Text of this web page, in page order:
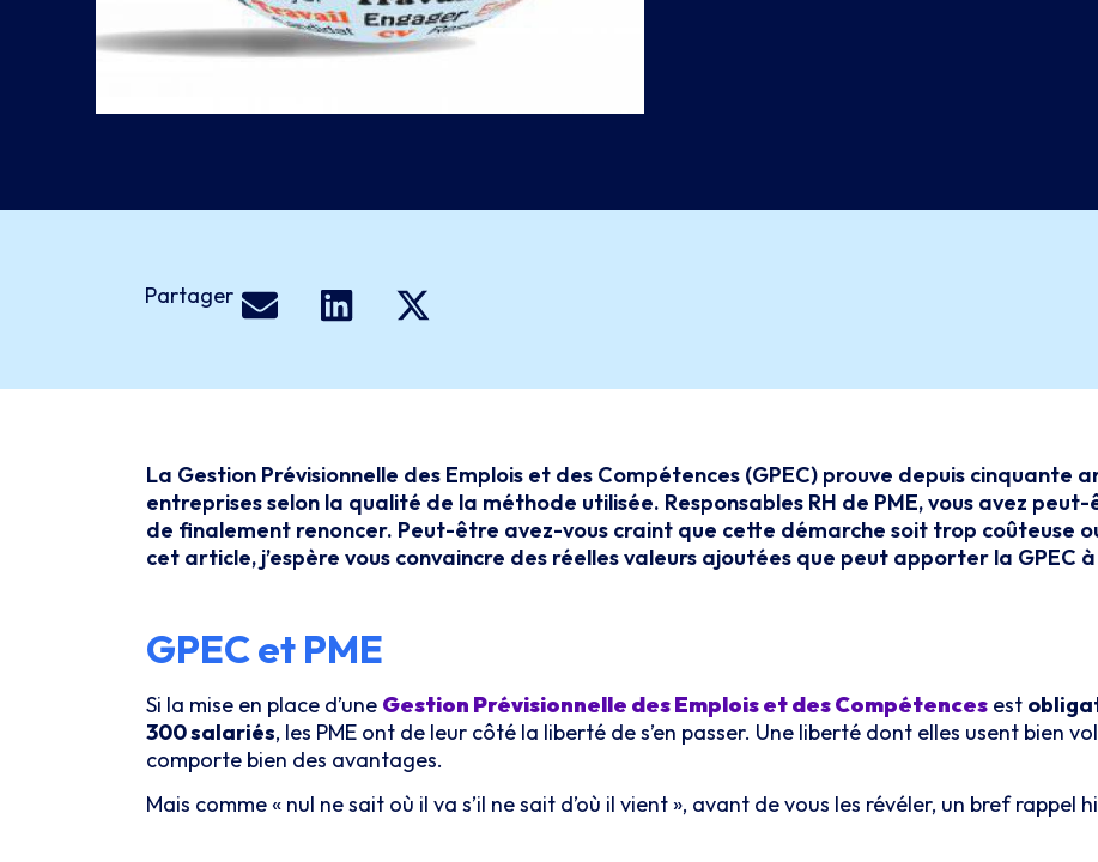
Partager
La Gestion Prévisionnelle des Emplois et des Compétences (GPEC) prouve depuis cinquante
entreprises selon la qualité de la méthode utilisée. Responsables RH de PME, vous avez
de finalement renoncer. Peut-être avez-vous craint que cette démarche soit trop coûteuse
cet article, j’espère vous convaincre des réelles valeurs ajoutées que peut apporter la GPEC
GPEC et PME
Si la mise en place d’une Gestion Prévisionnelle des Emplois et des Compétences est
300 salariés, les PME ont de leur côté la liberté de s’en passer. Une liberté dont elles usent bien
comporte bien des avantages.
Mais comme « nul ne sait où il va s’il ne sait d’où il vient », avant de vous les révéler, un bref rappel